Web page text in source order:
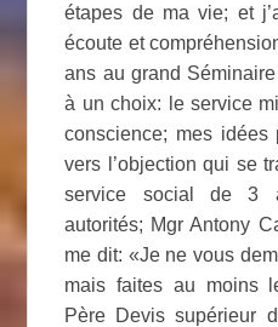
étapes de ma vie; et
écoute et
ans au grand
à un choix: le service
conscience; mes idées
vers l’objection qui se
service social de 3
autorités; Mgr Antony
me dit: «Je ne vous
mais faites au moins
Père Devis supérieur